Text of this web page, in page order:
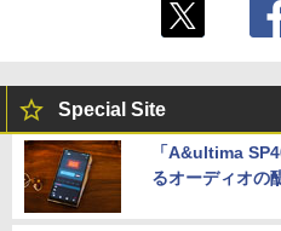
Special Site
「A&ultima
るオーディオの